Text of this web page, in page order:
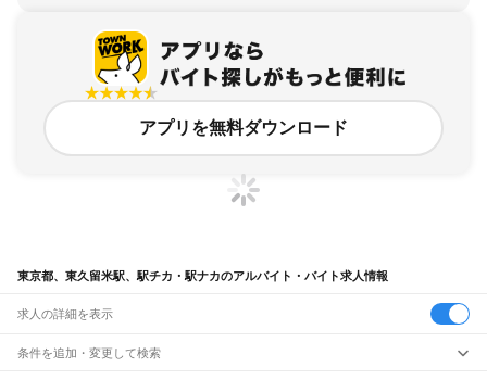
アプリを無料ダウンロード
東京都、東久留米駅、駅チカ・駅ナカのアルバイト・バイト求人情報
求人の詳細を表示
条件を追加・変更して検索